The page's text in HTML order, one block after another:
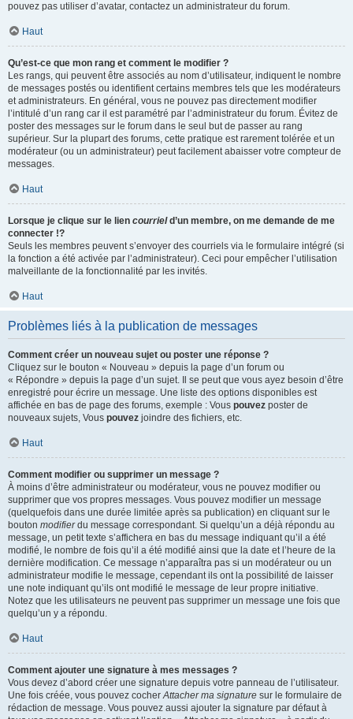
pouvez pas utiliser d’avatar, contactez un administrateur du forum.
Haut
Qu’est-ce que mon rang et comment le modifier ?
Les rangs, qui peuvent être associés au nom d’utilisateur, indiquent le nombre
de messages postés ou identifient certains membres tels que les modérateurs
et administrateurs. En général, vous ne pouvez pas directement modifier
l’intitulé d’un rang car il est paramétré par l’administrateur du forum. Évitez de
poster des messages sur le forum dans le seul but de passer au rang
supérieur. Sur la plupart des forums, cette pratique est rarement tolérée et un
modérateur (ou un administrateur) peut facilement abaisser votre compteur de
messages.
Haut
Lorsque je clique sur le lien courrield’un membre, on me demande de me
connecter !?
Seuls les membres peuvent s’envoyer des courriels via le formulaire intégré (si
la fonction a été activée par l’administrateur). Ceci pour empêcher l’utilisation
malveillante de la fonctionnalité par les invités.
Haut
Problèmes liés à la publication de messages
Comment créer un nouveau sujet ou poster une réponse ?
Cliquez sur le bouton « Nouveau » depuis la page d’un forum ou
« Répondre » depuis la page d’un sujet. Il se peut que vous ayez besoin d’être
enregistré pour écrire un message. Une liste des options disponibles est
affichée en bas de page des forums, exemple : Vous pouvez poster de
nouveaux sujets, Vous pouvez joindre des fichiers, etc.
Haut
Comment modifier ou supprimer un message ?
À moins d’être administrateur ou modérateur, vous ne pouvez modifier ou
supprimer que vos propres messages. Vous pouvez modifier un message
(quelquefois dans une durée limitée après sa publication) en cliquant sur le
bouton modifierdu message correspondant. Si quelqu’un a déjà répondu au
message, un petit texte s’affichera en bas du message indiquant qu’il a été
modifié, le nombre de fois qu’il a été modifié ainsi que la date et l’heure de la
dernière modification. Ce message n’apparaîtra pas si un modérateur ou un
administrateur modifie le message, cependant ils ont la possibilité de laisser
une note indiquant qu’ils ont modifié le message de leur propre initiative.
Notez que les utilisateurs ne peuvent pas supprimer un message une fois que
quelqu’un y a répondu.
Haut
Comment ajouter une signature à mes messages ?
Vous devez d’abord créer une signature depuis votre panneau de l’utilisateur.
Une fois créée, vous pouvez cocherAttacher ma signature sur le formulaire de
rédaction de message. Vous pouvez aussi ajouter la signature par défaut à